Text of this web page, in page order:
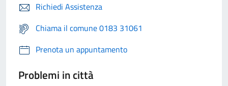
Richiedi Assistenza
Chiama il comune 0183 31061
Prenota un appuntamento
Problemi in città